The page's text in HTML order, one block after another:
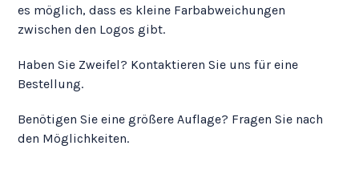
es möglich, dass es kleine Farbabweichungen
zwischen den Logos gibt.
Haben Sie Zweifel? Kontaktieren Sie uns für eine
Bestellung.
Benötigen Sie eine größere Auflage? Fragen Sie nach
den Möglichkeiten.